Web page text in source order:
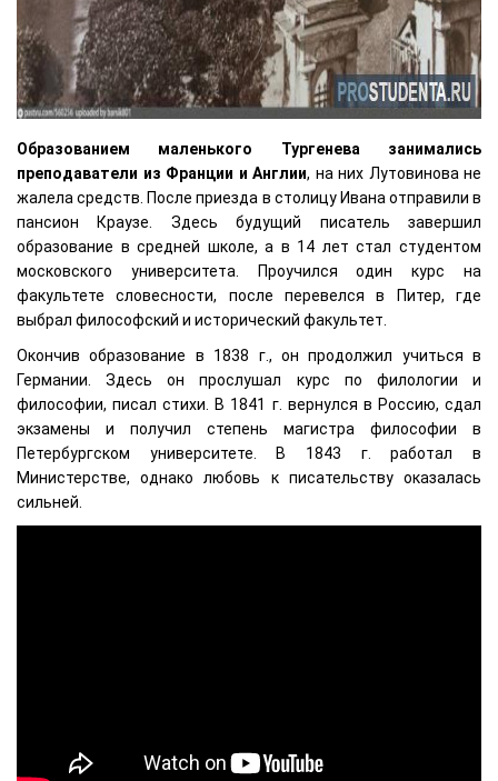
Образованием маленького Тургенева занимались
преподаватели из Франции и Англии, на них Лутовинова не
жалела средств. После приезда в столицу Ивана отправили в
пансион Краузе. Здесь будущий писатель завершил
образование в средней школе, а в 14 лет стал студентом
московского университета. Проучился один курс на
факультете словесности, после перевелся в Питер, где
выбрал философский и исторический факультет.
Окончив образование в 1838 г., он продолжил учиться в
Германии. Здесь он прослушал курс по филологии и
философии, писал стихи. В 1841 г. вернулся в Россию, сдал
экзамены и получил степень магистра философии в
Петербургском университете. В 1843 г. работал в
Министерстве, однако любовь к писательству оказалась
сильней.